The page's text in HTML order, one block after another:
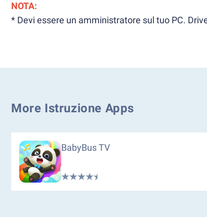
NOTA:
* Devi essere un amministratore sul tuo PC.
More Istruzione Apps
BabyBus TV